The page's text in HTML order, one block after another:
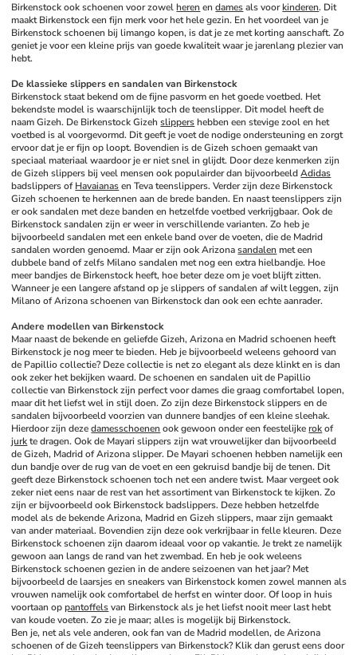
Birkenstock ook schoenen voor zowel heren en dames als voor kinderen. Dit
maakt Birkenstock een fijn merk voor het hele gezin. En het voordeel van je
Birkenstock schoenen bij limango kopen, is dat je ze met korting aanschaft. Zo
geniet je voor een kleine prijs van goede kwaliteit waar je jarenlang plezier van
hebt.
De klassieke slippers en sandalen van Birkenstock
Birkenstock staat bekend om de fijne pasvorm en het goede voetbed. Het
bekendste model is waarschijnlijk toch de teenslipper. Dit model heeft de
naam Gizeh. De Birkenstock Gizeh slippers hebben een stevige zool en het
voetbed is al voorgevormd. Dit geeft je voet de nodige ondersteuning en zorgt
ervoor dat je er fijn op loopt. Bovendien is de Gizeh schoen gemaakt van
speciaal materiaal waardoor je er niet snel in glijdt. Door deze kenmerken zijn
de Gizeh slippers bij veel mensen ook populairder dan bijvoorbeeld Adidas
badslippers of Havaianas en Teva teenslippers. Verder zijn deze Birkenstock
Gizeh schoenen te herkennen aan de brede banden. En naast teenslippers zijn
er ook sandalen met deze banden en hetzelfde voetbed verkrijgbaar. Ook de
Birkenstock sandalen zijn er weer in verschillende varianten. Zo heb je
bijvoorbeeld sandalen met een enkele band over de voeten, die de Madrid
sandalen worden genoemd. Maar er zijn ook Arizona sandalen met een
dubbele band of zelfs Milano sandalen met nog een extra hielbandje. Hoe
meer bandjes de Birkenstock heeft, hoe beter deze om je voet blijft zitten.
Wanneer je een langere afstand op je slippers of sandalen af wilt leggen, zijn
Milano of Arizona schoenen van Birkenstock dan ook een echte aanrader.
Andere modellen van Birkenstock
Maar naast de bekende en geliefde Gizeh, Arizona en Madrid schoenen heeft
Birkenstock je nog meer te bieden. Heb je bijvoorbeeld weleens gehoord van
de Papillio collectie? Deze collectie is net zo elegant als deze klinkt en is dan
ook zeker het bekijken waard. De schoenen en sandalen uit de Papillio
collectie van Birkenstock zijn perfect voor dames die graag comfortabel lopen,
maar dit het liefst wel in stijl doen. Zo zijn deze Birkenstock slippers en de
sandalen bijvoorbeeld voorzien van dunnere bandjes of een kleine sleehak.
Hierdoor zijn deze damesschoenen ook gewoon onder een feestelijke rok
of
jurk te dragen. Ook de Mayari slippers zijn wat vrouwelijker dan bijvoorbeeld
de Gizeh, Madrid of Arizona slipper. De Mayari schoenen hebben namelijk een
dun bandje over de rug van de voet en een gekruisd bandje bij de tenen. Dit
geeft deze Birkenstock schoenen toch net een andere twist. Maar vergeet ook
zeker niet eens naar de rest van het assortiment van Birkenstock te kijken. Zo
zijn er bijvoorbeeld ook Birkenstock badslippers. Deze hebben hetzelfde
model als de bekende Arizona, Madrid en Gizeh slippers, maar zijn gemaakt
van ander materiaal. Bovendien zijn deze ook verkrijbaar in felle kleuren. Deze
Birkenstock schoenen zijn daarom ideaal voor op vakantie. Je trekt ze namelijk
gewoon aan langs de rand van het zwembad. En heb je ook weleens
Birkenstock schoenen gezien in de andere seizoenen van het jaar? Met
bijvoorbeeld de laarsjes en sneakers van Birkenstock komen zowel mannen als
vrouwen namelijk ook comfortabel de herfst en winter door. Of loop in huis
voortaan op pantoffels van Birkenstock als je het liefst nooit meer last hebt
van koude voeten. Zo zie je maar; alles is mogelijk bij Birkenstock.
Ben je, net als vele anderen, ook fan van de Madrid modellen, de Arizona
schoenen of de Gizeh teenslippers van Birkenstock? Klik dan gerust eens door